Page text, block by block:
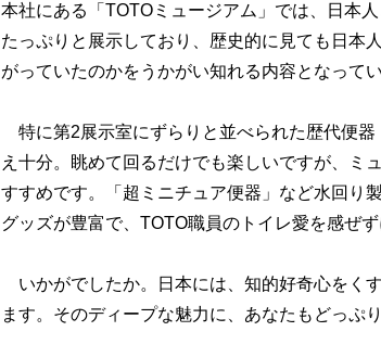
本社にある「TOTOミュージアム」では、日本
たっぷりと展示しており、歴史的に見ても日本
がっていたのかをうかがい知れる内容となってい
特に第2展示室にずらりと並べられた歴代便
え十分。眺めて回るだけでも楽しいですが、ミ
すすめです。「超ミニチュア便器」など水回り
グッズが豊富で、TOTO職員のトイレ愛を感ぜず
いかがでしたか。日本には、知的好奇心をく
ます。そのディープな魅力に、あなたもどっぷ